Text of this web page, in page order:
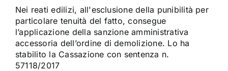
Nei reati edilizi, all'esclusione della punibilità per
particolare tenuità del fatto, consegue
l’applicazione della sanzione amministrativa
accessoria dell’ordine di demolizione. Lo ha
stabilito la Cassazione con sentenza n.
57118/2017